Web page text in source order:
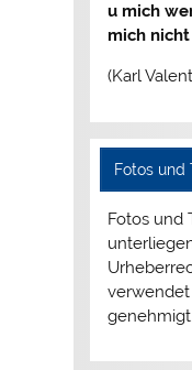
u mich
mich
(Karl
Fotos und
Fotos und
verwendet
genehmigt.